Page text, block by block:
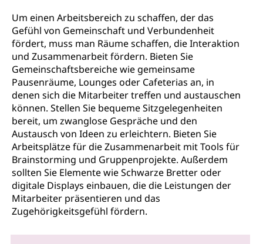
Um einen Arbeitsbereich zu schaffen, der das
Gefühl von Gemeinschaft und Verbundenheit
fördert, muss man Räume schaffen, die Interaktion
und Zusammenarbeit fördern. Bieten Sie
Gemeinschaftsbereiche wie gemeinsame
Pausenräume, Lounges oder Cafeterias an, in
denen sich die Mitarbeiter treffen und austauschen
können. Stellen Sie bequeme Sitzgelegenheiten
bereit, um zwanglose Gespräche und den
Austausch von Ideen zu erleichtern. Bieten Sie
Arbeitsplätze für die Zusammenarbeit mit Tools für
Brainstorming und Gruppenprojekte. Außerdem
sollten Sie Elemente wie Schwarze Bretter oder
digitale Displays einbauen, die die Leistungen der
Mitarbeiter präsentieren und das
Zugehörigkeitsgefühl fördern.